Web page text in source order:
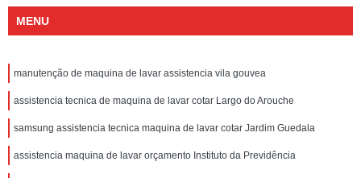
MENU
manutenção de maquina de lavar assistencia vila gouvea
assistencia tecnica de maquina de lavar cotar Largo do Arouche
samsung assistencia tecnica maquina de lavar cotar Jardim Guedala
assistencia maquina de lavar orçamento Instituto da Previdência